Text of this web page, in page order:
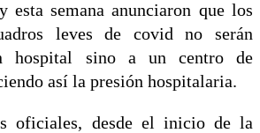
esta semana anunciaron que los
leves de covid no serán
hospital sino a un centro de
así la presión hospitalaria.
oficiales, desde el inicio de la